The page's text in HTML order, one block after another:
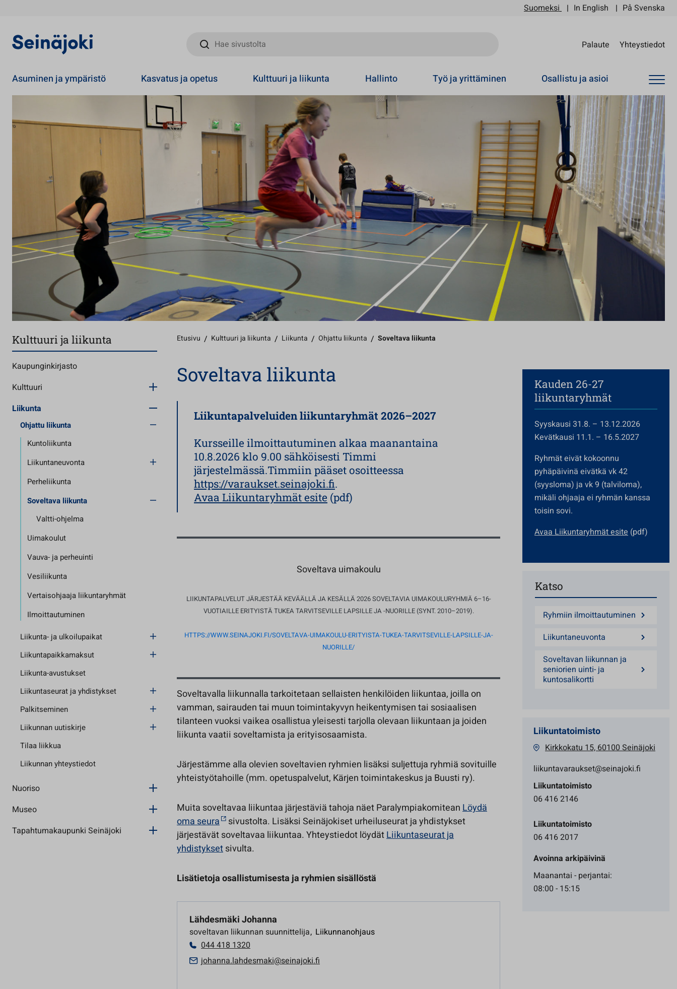
Suomeksi In English På Svenska
Hae sivustolta
Palaute Yhteystiedot
Asuminen ja ympäristö Kasvatus ja opetus Kulttuuri ja liikunta Hallinto Työ ja yrittäminen Osallistu ja asioi
Kulttuuri ja liikunta
Kaupunginkirjasto
Kulttuuri
Liikunta
Ohjattu liikunta
Kuntoliikunta
Liikuntaneuvonta
Perheliikunta
Soveltava liikunta
Valtti-ohjelma
Uimakoulut
Vauva- ja perheuinti
Vesiliikunta
Vertaisohjaaja liikuntaryhmät
Ilmoittautuminen
Liikunta- ja ulkoilupaikat
Liikuntapaikkamaksut
Liikunta-avustukset
Liikuntaseurat ja yhdistykset
Palkitseminen
Liikunnan uutiskirje
Tilaa liikkua
Liikunnan yhteystiedot
Nuoriso
Museo
Tapahtumakaupunki Seinäjoki
Etusivu / Kulttuuri ja liikunta / Liikunta / Ohjattu liikunta / Soveltava liikunta
Soveltava liikunta
Liikuntapalveluiden liikuntaryhmät 2026–2027
Kursseille ilmoittautuminen alkaa maanantaina
10.8.2026 klo 9.00 sähköisesti Timmi
järjestelmässä.Timmiin pääset osoitteessa
https://varaukset.seinajoki.fi.
Avaa Liikuntaryhmät esite (pdf)
Soveltava uimakoulu
LIIKUNTAPALVELUT JÄRJESTÄÄ KEVÄÄLLÄ JA KESÄLLÄ 2026 SOVELTAVIA UIMAKOULURYHMIÄ 6–16-
VUOTIAILLE ERITYISTÄ TUKEA TARVITSEVILLE LAPSILLE JA -NUORILLE (SYNT. 2010–2019).
HTTPS://WWW.SEINAJOKI.FI/SOVELTAVA-UIMAKOULU-ERITYISTA-TUKEA-TARVITSEVILLE-LAPSILLE-JA-
NUORILLE/
Soveltavalla liikunnalla tarkoitetaan sellaisten henkilöiden liikuntaa, joilla on
vamman, sairauden tai muun toimintakyvyn heikentymisen tai sosiaalisen
tilanteen vuoksi vaikea osallistua yleisesti tarjolla olevaan liikuntaan ja joiden
liikunta vaatii soveltamista ja erityisosaamista.
Järjestämme alla olevien soveltavien ryhmien lisäksi suljettuja ryhmiä sovituille
yhteistyötahoille (mm. opetuspalvelut, Kärjen toimintakeskus ja Buusti ry).
Muita soveltavaa liikuntaa järjestäviä tahoja näet ParalympiakomiteanLöydä
oma seura
sivustolta. Lisäksi Seinäjokiset urheiluseurat ja yhdistykset
järjestävät soveltavaa liikuntaa. Yhteystiedot löydätLiikuntaseurat ja
yhdistyksetsivulta.
Lisätietoja osallistumisesta ja ryhmien sisällöstä
Lähdesmäki Johanna
soveltavan liikunnan suunnittelija, Liikunnanohjaus
044 418 1320
johanna.lahdesmaki@seinajoki.fi
Kauden 26-27
liikuntaryhmät
Syyskausi 31.8. – 13.12.2026
Kevätkausi 11.1. – 16.5.2027
Ryhmät eivät kokoonnu
pyhäpäivinä eivätkä vk 42
(syysloma) ja vk 9 (talviloma),
mikäli ohjaaja ei ryhmän kanssa
toisin sovi.
Avaa Liikuntaryhmät esite (pdf)
Katso
Ryhmiin ilmoittautuminen
Liikuntaneuvonta
Soveltavan liikunnan ja
seniorien uinti- ja
kuntosalikortti
Liikuntatoimisto
Kirkkokatu 15, 60100 Seinäjoki
liikuntavaraukset@seinajoki.fi
Liikuntatoimisto
06 416 2146
Liikuntatoimisto
06 416 2017
Avoinna arkipäivinä
Maanantai - perjantai:
08:00 - 15:15